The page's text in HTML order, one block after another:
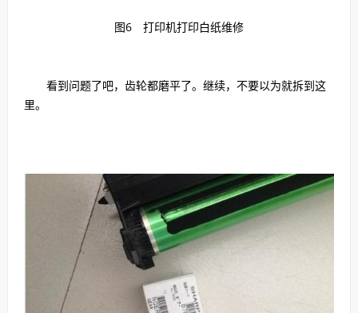
图6 打印机打印白纸维修
看到问题了吧，齿轮都磨平了。继续，不要以为就拆到这
里。